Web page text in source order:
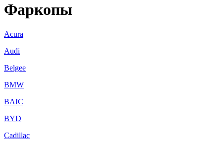
Фаркопы
Acura
Audi
Belgee
BMW
BAIC
BYD
Cadillac